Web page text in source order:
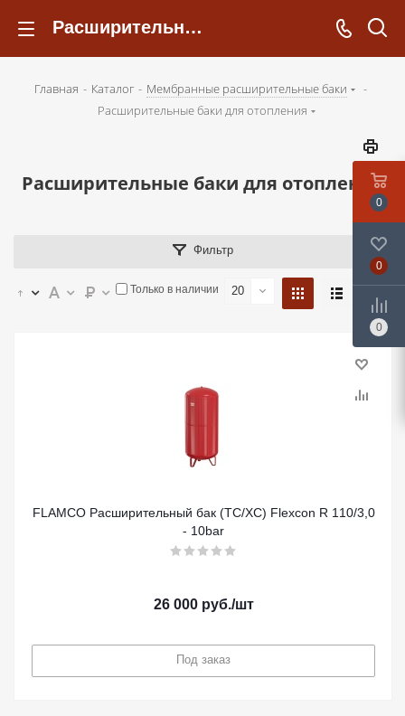
Расширительные баки для отопления - kotelsochi.ru
Главная - Каталог - Мембранные расширительные баки
-
Расширительные баки для отопления
Расширительные баки для отопления
Фильтр
20
Только в наличии
FLAMCO Расширительный бак (ТС/ХС) Flexcon R 110/3,0
- 10bar
26 000руб./шт
Под заказ
0
0
0